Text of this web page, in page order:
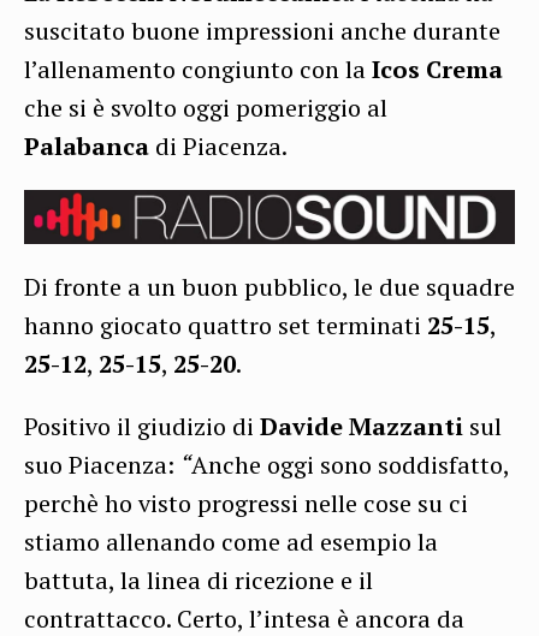
suscitato buone impressioni anche durante
l’allenamento congiunto con laIcos Crema
che si è svolto oggi pomeriggio al
Palabanca di Piacenza.
Di fronte a un buon pubblico, le due squadre
hanno giocato quattro set terminati 25-15,
25-12, 25-15, 25-20.
Positivo il giudizio di Davide Mazzanti sul
suo Piacenza: “Anche oggi sono soddisfatto,
perchè ho visto progressi nelle cose su ci
stiamo allenando come ad esempio la
battuta, la linea di ricezione e il
contrattacco. Certo, l’intesa è ancora da